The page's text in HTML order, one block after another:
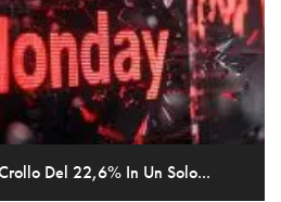
Del 22,6% In Un Solo...